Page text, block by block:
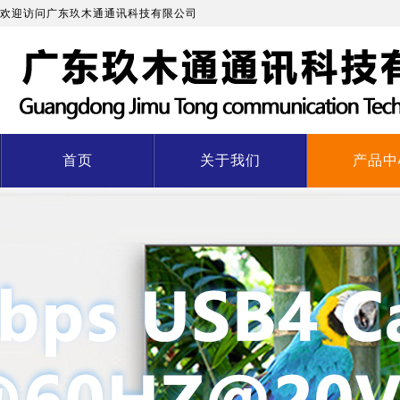
欢迎访问广东玖木通通讯科技有限公司
首页 关于我们 产品